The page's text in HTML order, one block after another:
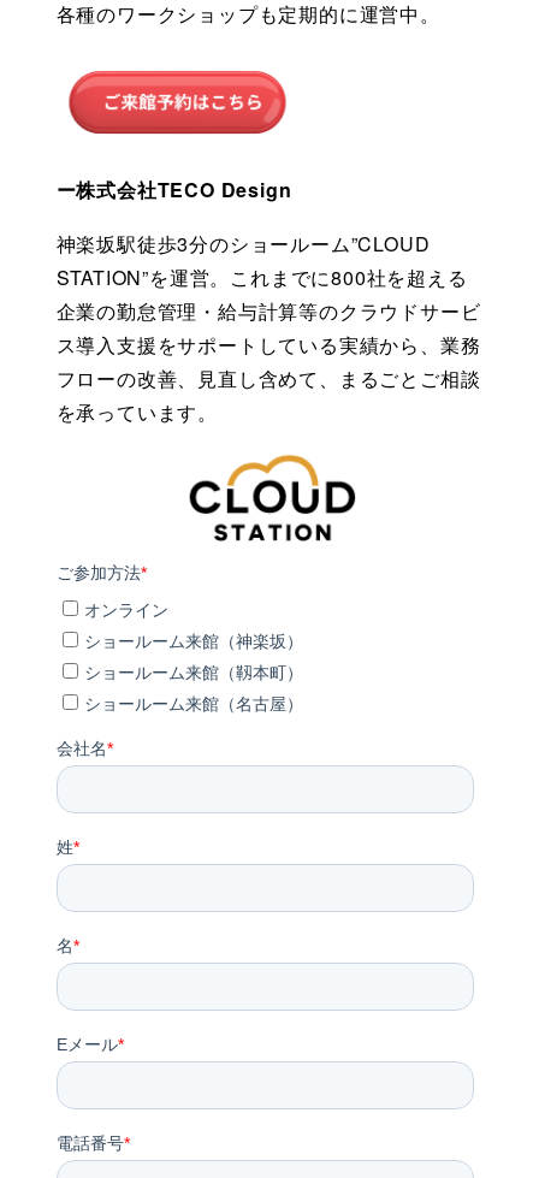
各種のワークショップも定期的に運営中。
ー株式会社TECO Design
神楽坂駅徒歩3分のショールーム”CLOUD
STATION”を運営。これまでに800社を超える
企業の勤怠管理・給与計算等のクラウドサービ
ス導入支援をサポートしている実績から、業務
フローの改善、見直し含めて、まるごとご相談
を承っています。